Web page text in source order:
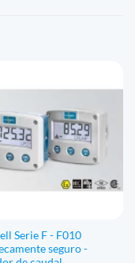
Serie F - F010
seguro -